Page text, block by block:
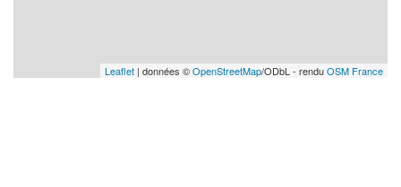
Leaflet | données ©OpenStreetMap/ODbL - renduOSM France